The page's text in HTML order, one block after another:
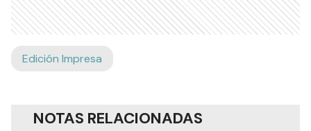
Edición Impresa
NOTAS RELACIONADAS